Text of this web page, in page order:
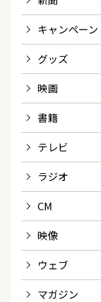
キャンペーン
グッズ
映画
書籍
テレビ
ラジオ
CM
映像
ウェブ
マガジン